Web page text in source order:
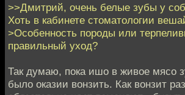
>>Дмитрий, очень белые зубы у
Хоть в кабинете стоматологии
>Особенность породы или
правильный уход?
Так думаю, пока ишо в живое мясо
было оказии вонзить. Как вонзит